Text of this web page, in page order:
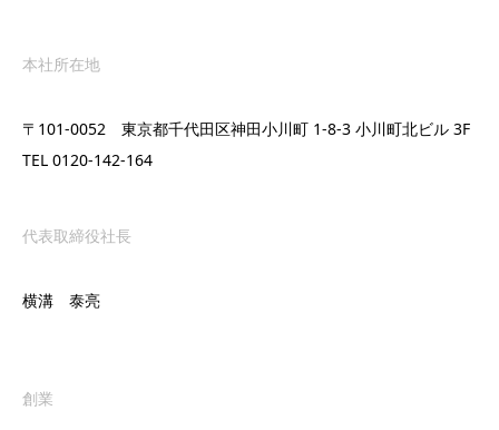
本社所在地
〒101-0052 東京都千代田区神田小川町 1-8-3 小川町北ビル 3F
TEL 0120-142-164
代表取締役社長
横溝 泰亮
創業